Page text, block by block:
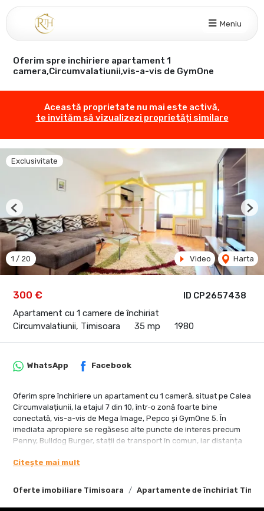
Meniu
Oferim spre inchiriere apartament 1
camera,Circumvalatiunii,vis-a-vis de GymOne
Această proprietate nu mai este activă,
te invităm să vizualizezi proprietăți similare
ID CP2657438
300 €
Apartament cu 1 camere de închiriat
Circumvalatiunii, Timisoara
35 mp 1980
Exclusivitate
1 / 20 Video Harta
Previous
Oferte imobiliare Timisoara Apartamente de închiriat
WhatsApp Facebook
Oferim spre închiriere un apartament cu 1 cameră, situat pe Calea
Circumvalațiunii, la etajul 7 din 10, într-o zonă foarte bine
conectată, vis-a-vis de Mega Image, Pepco și GymOne 5. În
imediata apropiere se regăsesc alte puncte de interes precum
Penny, Bulldog Burger, stații de transport în comun, iar distanța
minute.
funcțional și confortabil. Este compus dintr-o cameră principală
dotată cu colțar extensibil și dulapuri pentru depozitare,
Citește mai mult